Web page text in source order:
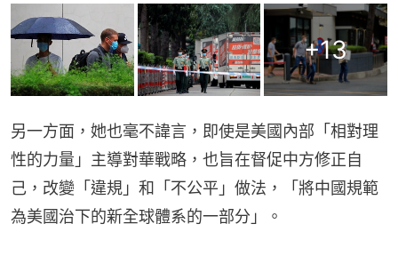
+13
另一方面，她也毫不諱言，即使是美國內部「相對理
性的力量」主導對華戰略，也旨在督促中方修正自
己，改變「違規」和「不公平」做法，「將中國規範
為美國治下的新全球體系的一部分」。